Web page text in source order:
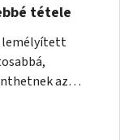
tétele
lemélyített
az